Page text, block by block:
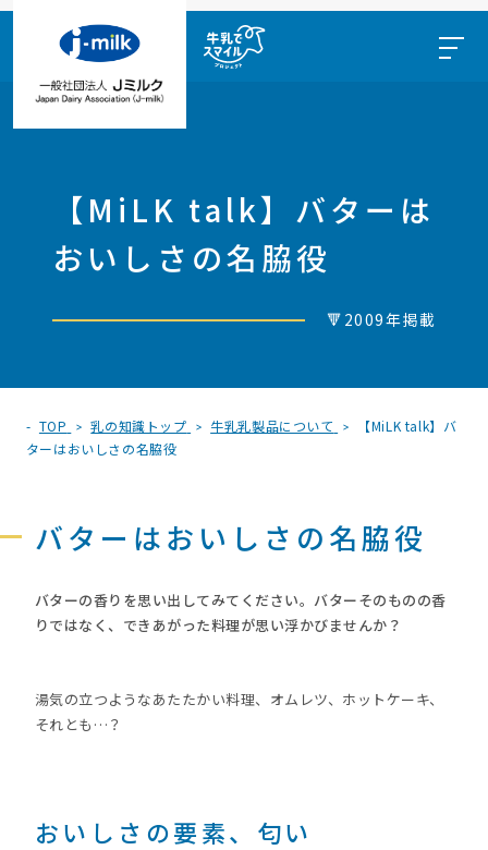
【MiLK talk】バターは
おいしさの名脇役
🔻2009年掲載
TOP 乳の知識トップ 牛乳乳製品について
【MiLK talk】バ
ターはおいしさの名脇役
バターはおいしさの名脇役
バターの香りを思い出してみてください。バターそのものの香
りではなく、できあがった料理が思い浮かびませんか？
湯気の立つようなあたたかい料理、オムレツ、ホットケーキ、
それとも…？
おいしさの要素、匂い